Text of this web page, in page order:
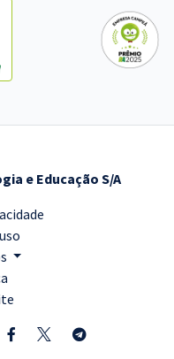
e Educação S/A